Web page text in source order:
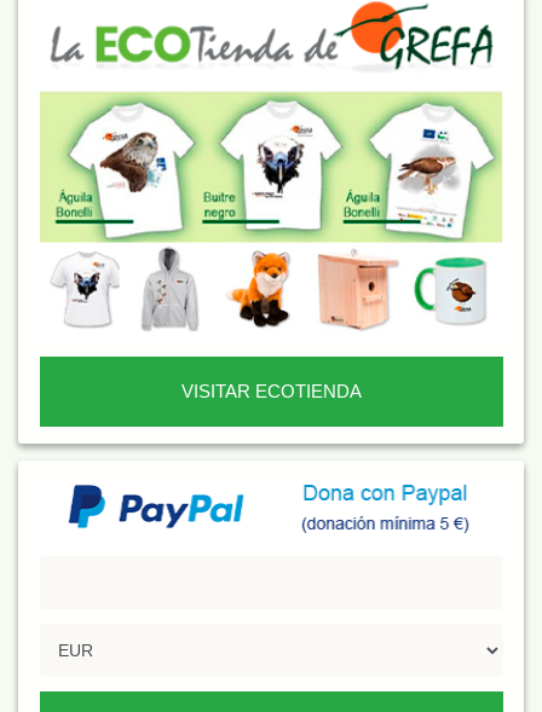
VISITAR ECOTIENDA